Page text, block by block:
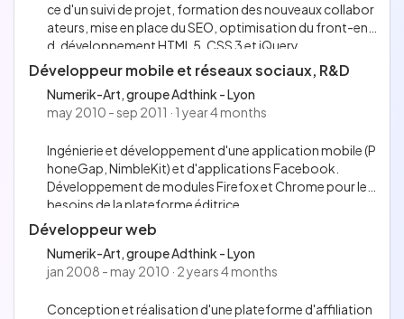
ce d'un suivi de projet, formation des nouveaux collabor
ateurs, mise en place du SEO, optimisation du front-en
d, développement HTML 5, CSS 3 et jQuery.
Développeur mobile et réseaux sociaux, R&D
Numerik-Art, groupe Adthink - Lyon
may 2010 - sep 2011 · 1 year 4 months
Ingénierie et développement d'une application mobile (P
honeGap, NimbleKit) et d'applications Facebook.
Développement de modules Firefox et Chrome pour les
besoins de la plateforme éditrice.
Développeur web
Numerik-Art, groupe Adthink - Lyon
jan 2008 - may 2010 · 2 years 4 months
Conception et réalisation d'une plateforme d'affiliation